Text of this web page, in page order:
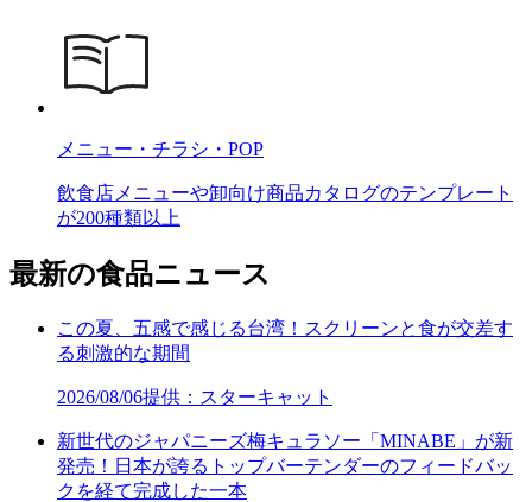
メニュー・チラシ・POP
飲食店メニューや卸向け商品カタログのテンプレート
が200種類以上
最新の食品ニュース
この夏、五感で感じる台湾！スクリーンと食が交差す
る刺激的な期間
2026/08/06提供：スターキャット
新世代のジャパニーズ梅キュラソー「MINABE」が新
発売！日本が誇るトップバーテンダーのフィードバッ
クを経て完成した一本